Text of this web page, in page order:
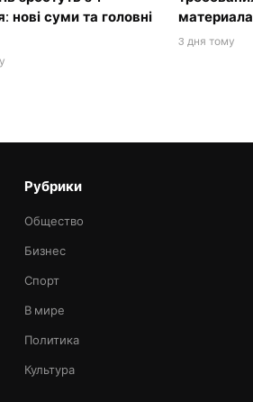
нові суми та головні
3 дня тому
Рубрики
Общество
Бизнес
Спорт
В мире
Политика
Культура